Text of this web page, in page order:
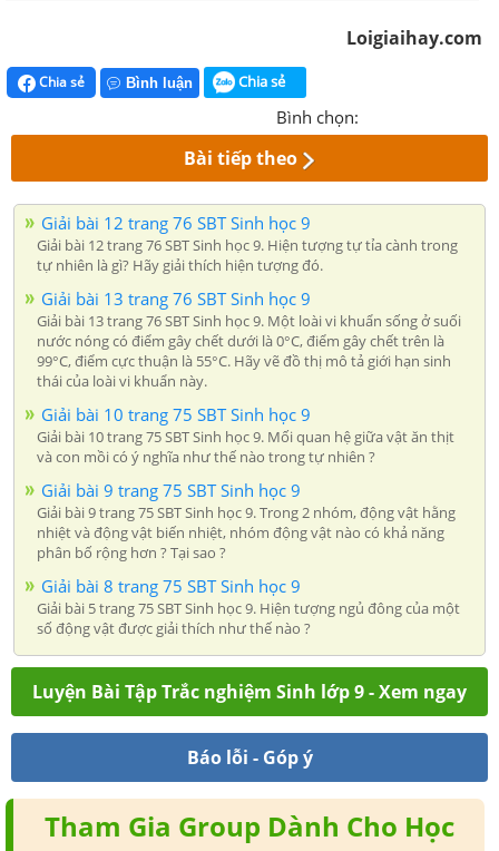
Loigiaihay.com
Chia sẻ Bình luận Chia sẻ
Bình chọn:
Bài tiếp theo
Giải bài 12 trang 76 SBT Sinh học 9
Giải bài 12 trang 76 SBT Sinh học 9. Hiện tượng tự tỉa cành trong
tự nhiên là gì? Hãy giải thích hiện tượng đó.
Giải bài 13 trang 76 SBT Sinh học 9
Giải bài 13 trang 76 SBT Sinh học 9. Một loài vi khuẩn sống ở suối
nước nóng có điểm gây chết dưới là 0°C, điểm gây chết trên là
99°C, điểm cực thuận là 55°C. Hãy vẽ đồ thị mô tả giới hạn sinh
thái của loài vi khuẩn này.
Giải bài 10 trang 75 SBT Sinh học 9
Giải bài 10 trang 75 SBT Sinh học 9. Mối quan hệ giữa vật ăn thịt
và con mồi có ý nghĩa như thế nào trong tự nhiên ?
Giải bài 9 trang 75 SBT Sinh học 9
Giải bài 9 trang 75 SBT Sinh học 9. Trong 2 nhóm, động vật hằng
nhiệt và động vật biến nhiệt, nhóm động vật nào có khả năng
phân bố rộng hơn ? Tại sao ?
Giải bài 8 trang 75 SBT Sinh học 9
Giải bài 5 trang 75 SBT Sinh học 9. Hiện tượng ngủ đông của một
số động vật được giải thích như thế nào ?
Luyện Bài Tập Trắc nghiệm Sinh lớp 9 - Xem ngay
Báo lỗi - Góp ý
Tham Gia Group Dành Cho Học